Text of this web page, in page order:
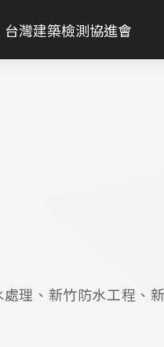
台灣建築檢測協進會
理、新竹防水工程、